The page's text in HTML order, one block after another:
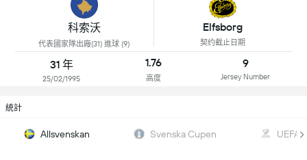
科索沃
代表國家隊出廠(31) 進球 (9)
Elfsborg
契约截止日期
31 年
25/02/1995
1.76
高度
9
Jersey Number
統計
Allsvenskan Svenska Cupen UEFA